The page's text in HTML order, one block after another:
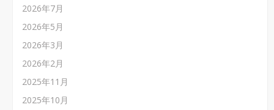
2026年7月
2026年5月
2026年3月
2026年2月
2025年11月
2025年10月